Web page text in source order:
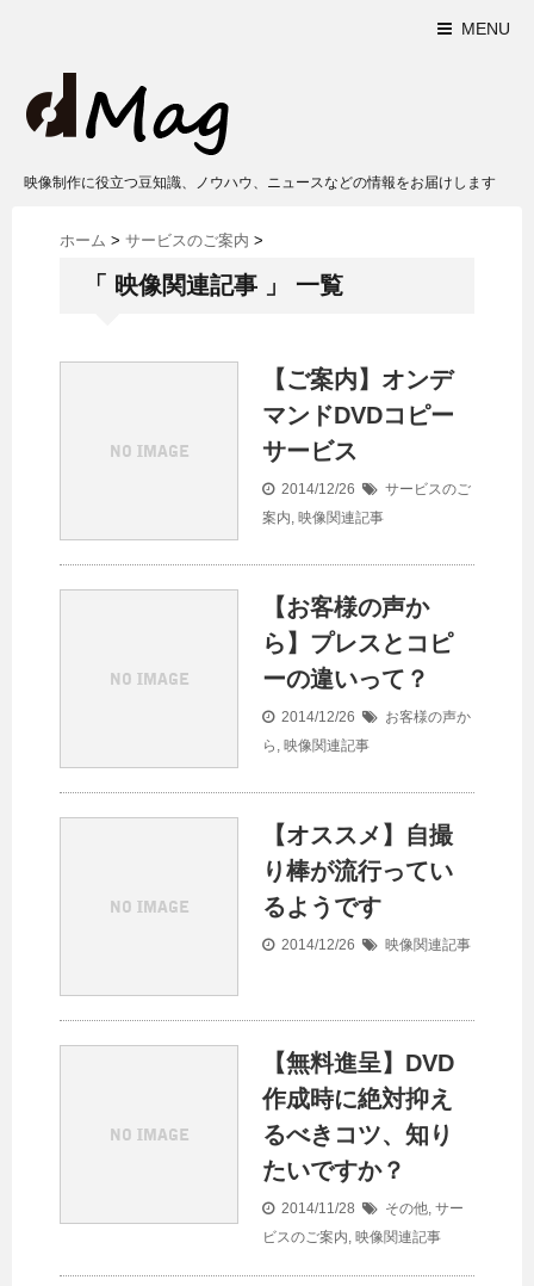
MENU
映像制作に役立つ豆知識、ノウハウ、ニュースなどの情報をお届けします
ホーム > サービスのご案内 >
「 映像関連記事 」 一覧
【ご案内】オンデ
マンドDVDコピー
サービス
2014/12/26
サービスのご
案内, 映像関連記事
【お客様の声か
ら】プレスとコピ
ーの違いって？
2014/12/26
お客様の声か
ら , 映像関連記事
【オススメ】自撮
り棒が流行ってい
るようです
2014/12/26 映像関連記事
【無料進呈】DVD
作成時に絶対抑え
るべきコツ、知り
たいですか？
2014/11/28 その他, サー
ビスのご案内, 映像関連記事